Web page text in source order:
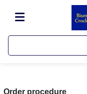
Order procedure